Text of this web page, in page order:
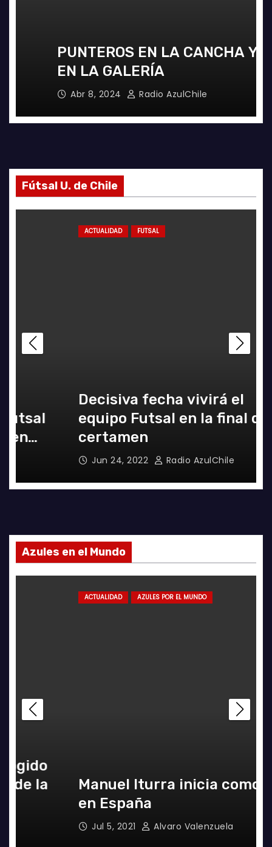
PUNTEROS EN LA CANCHA Y
EN LA GALERÍA
Abr 8, 2024 Radio AzulChile
Fútsal U. de Chile
FUTSAL
Decisiva fecha vivirá el
equipo Futsal en la final del
certamen
Jun 24, 2022 Radio AzulChile
Azules en el Mundo
AZULES POR EL MUNDO
Manuel Iturra inicia como DT
en España
Jul 5, 2021 Alvaro Valenzuela